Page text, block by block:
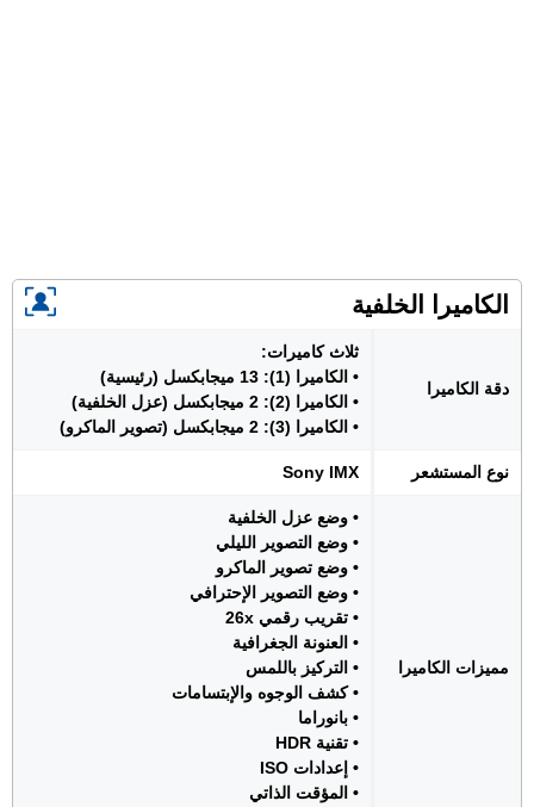
الكاميرا الخلفية
دقة الكاميرا
ثلاث كاميرات:
• الكاميرا (1): 13 ميجابكسل (رئيسية)
• الكاميرا (2): 2 ميجابكسل (عزل الخلفية)
• الكاميرا (3): 2 ميجابكسل (تصوير الماكرو)
نوع المستشعر Sony IMX
مميزات الكاميرا
• وضع عزل الخلفية
• وضع التصوير الليلي
• وضع تصوير الماكرو
• وضع التصوير الإحترافي
• تقريب رقمي 26x
• العنونة الجغرافية
• التركيز باللمس
• كشف الوجوه والإبتسامات
• بانوراما
• تقنية HDR
• إعدادات ISO
• المؤقت الذاتي